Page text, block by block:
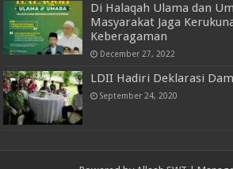
Di Halaqah Ulama dan
Masyarakat Jaga
Keberagaman
December 27, 2022
LDII Hadiri Deklarasi
September 24, 2020